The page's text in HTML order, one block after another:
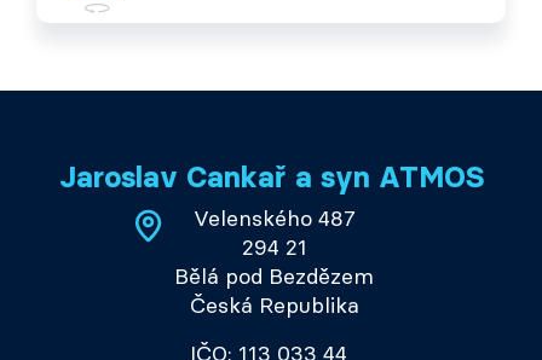
Jaroslav Cankař a syn ATMOS
Velenského 487
294 21
Bělá pod Bezdězem
Česká Republika
IČO: 113 033 44